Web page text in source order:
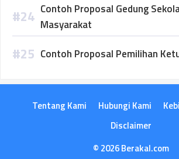
Contoh Proposal Gedung
Masyarakat
Contoh Proposal Pemilihan
Tentang Kami Hubungi Kami
Disclaimer
© 2026 Berakal.com